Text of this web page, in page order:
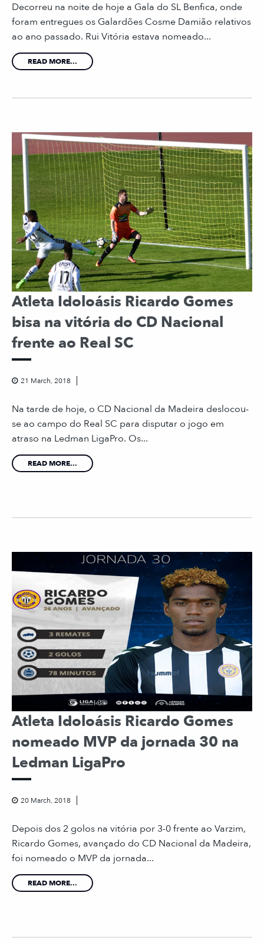
Decorreu na noite de hoje a Gala do SL Benfica, onde
foram entregues os Galardões Cosme Damião relativos
ao ano passado. Rui Vitória estava nomeado...
READ MORE...
Atleta Idoloásis Ricardo Gomes
bisa na vitória do CD Nacional
frente ao Real SC
21 March, 2018
Na tarde de hoje, o CD Nacional da Madeira deslocou-
se ao campo do Real SC para disputar o jogo em
atraso na Ledman LigaPro. Os...
READ MORE...
Atleta Idoloásis Ricardo Gomes
nomeado MVP da jornada 30 na
Ledman LigaPro
20 March, 2018
Depois dos 2 golos na vitória por 3-0 frente ao Varzim,
Ricardo Gomes, avançado do CD Nacional da Madeira,
foi nomeado o MVP da jornada...
READ MORE...